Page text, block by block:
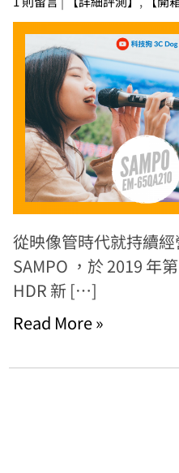
從映像管時代就持續
SAMPO ，於 2019 年
HDR 新 […]
Read More »